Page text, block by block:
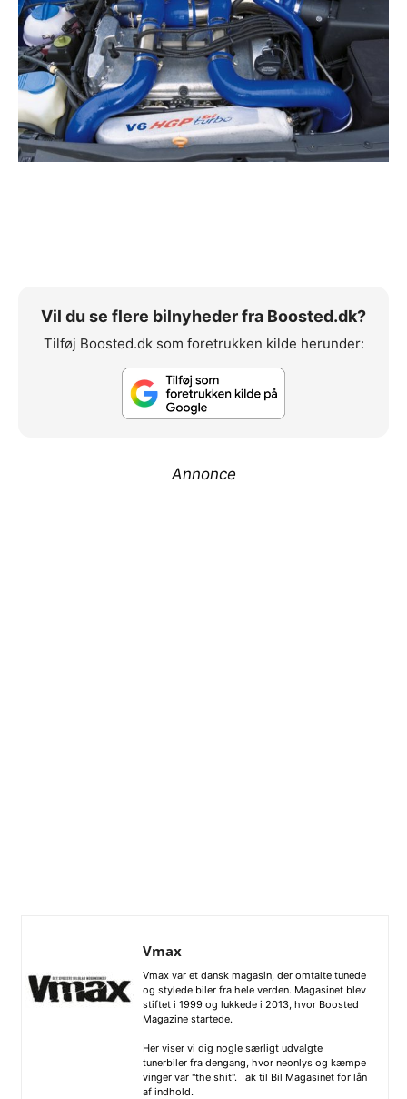
Vil du se flere bilnyheder fra Boosted.dk?
Tilføj Boosted.dk som foretrukken kilde herunder:
Annonce
Vmax
Vmax var et dansk magasin, der omtalte tunede
og stylede biler fra hele verden. Magasinet blev
stiftet i 1999 og lukkede i 2013, hvor Boosted
Magazine startede.
Her viser vi dig nogle særligt udvalgte
tunerbiler fra dengang, hvor neonlys og kæmpe
vinger var "the shit". Tak til Bil Magasinet for lån
af indhold.